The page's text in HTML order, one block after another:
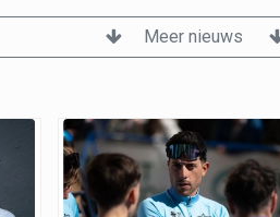
Meer nieuws